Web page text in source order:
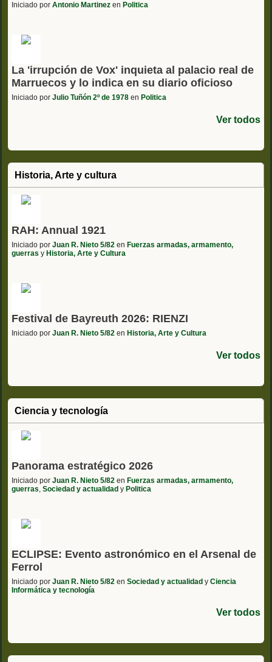
Iniciado por Antonio Martinez en Politica
La 'irrupción de Vox' inquieta al palacio real de
Marruecos y lo indica en su diario oficioso
Iniciado por Julio Tuñón 2º de 1978 en Politica
Ver todos
Historia, Arte y cultura
RAH: Annual 1921
Iniciado por Juan R. Nieto 5/82 en Fuerzas armadas, armamento,
guerras y Historia, Arte y Cultura
Festival de Bayreuth 2026: RIENZI
Iniciado por Juan R. Nieto 5/82 en Historia, Arte y Cultura
Ver todos
Ciencia y tecnología
Panorama estratégico 2026
Iniciado por Juan R. Nieto 5/82 en Fuerzas armadas, armamento,
guerras, Sociedad y actualidad y Politica
ECLIPSE: Evento astronómico en el Arsenal de
Ferrol
Iniciado por Juan R. Nieto 5/82 en Sociedad y actualidad y Ciencia
Informática y tecnología
Ver todos